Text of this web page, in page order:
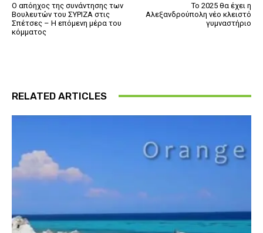
O απόηχος της συνάντησης των
Βουλευτών του ΣΥΡΙΖΑ στις
Σπέτσες – Η επόμενη μέρα του
κόμματος
Το 2025 θα έχει η
Αλεξανδρούπολη νέο κλειστό
γυμναστήριο
RELATED ARTICLES